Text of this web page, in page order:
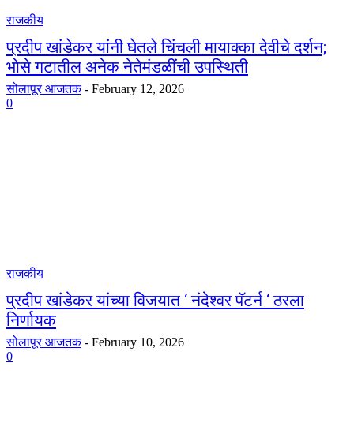
राजकीय
प्रदीप खांडेकर यांनी घेतले चिंचली मायाक्का देवीचे दर्शन;
भोसे गटातील अनेक नेतेमंडळींची उपस्थिती
सोलापूर आजतक - February 12, 2026
0
राजकीय
प्रदीप खांडेकर यांच्या विजयात ‘ नंदेश्वर पॅटर्न ‘ ठरला
निर्णायक
सोलापूर आजतक - February 10, 2026
0